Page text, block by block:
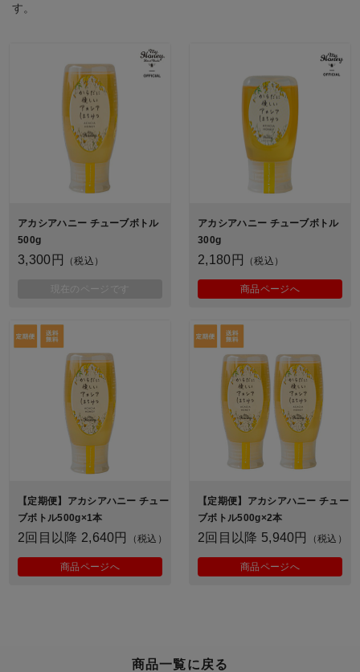
す。
アカシアハニー チューブボトル
500g
3,300円 （税込）
現在のページです
アカシアハニー チューブボトル
300g
2,180円 （税込）
商品ページへ
【定期便】アカシアハニー チュー
ブボトル500g×1本
2回目以降 2,640円 （税込）
商品ページへ
【定期便】アカシアハニー チュー
ブボトル500g×2本
2回目以降 5,940円 （税込）
商品ページへ
商品一覧に戻る